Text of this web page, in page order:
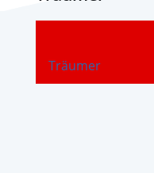
Träumer